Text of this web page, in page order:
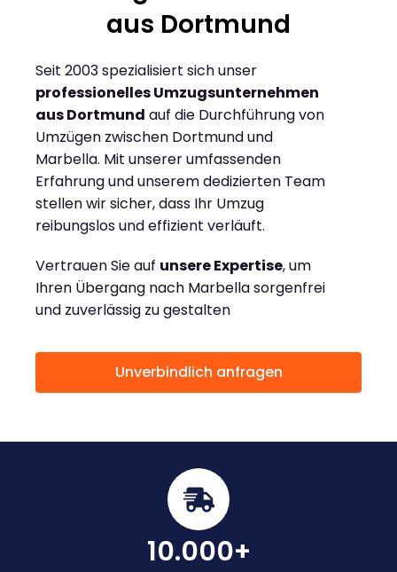
aus Dortmund
Seit 2003 spezialisiert sich unser
professionelles Umzugsunternehmen
aus Dortmund auf die Durchführung von
Umzügen zwischen Dortmund und
Marbella. Mit unserer umfassenden
Erfahrung und unserem dedizierten Team
stellen wir sicher, dass Ihr Umzug
reibungslos und effizient verläuft.
Vertrauen Sie auf unsere Expertise, um
Ihren Übergang nach Marbella sorgenfrei
und zuverlässig zu gestalten
Unverbindlich anfragen
10.000+